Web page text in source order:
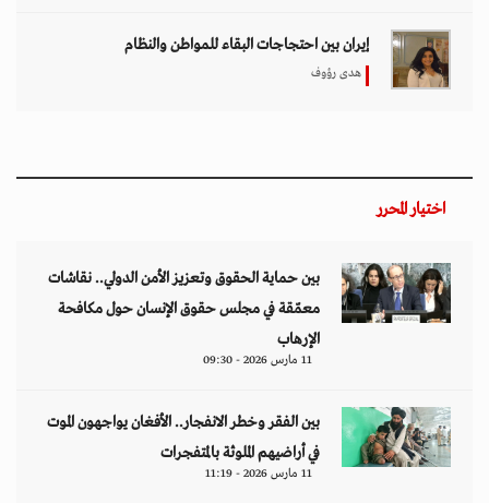
إيران بين احتجاجات البقاء للمواطن والنظام
هدى رؤوف
اختيار المحرر
بين حماية الحقوق وتعزيز الأمن الدولي.. نقاشات
معمّقة في مجلس حقوق الإنسان حول مكافحة
الإرهاب
11 مارس 2026 - 09:30
بين الفقر وخطر الانفجار.. الأفغان يواجهون الموت
في أراضيهم الملوثة بالمتفجرات
11 مارس 2026 - 11:19